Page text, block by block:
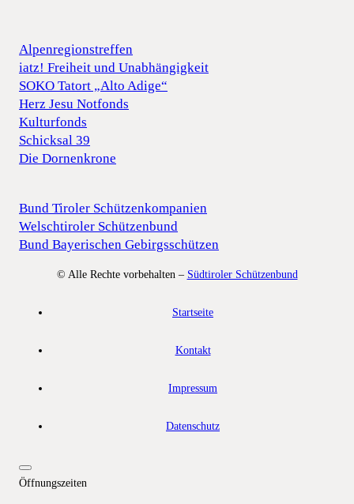
Alpenregionstreffen
iatz! Freiheit und Unabhängigkeit
SOKO Tatort „Alto Adige“
Herz Jesu Notfonds
Kulturfonds
Schicksal 39
Die Dornenkrone
Bund Tiroler Schützenkompanien
Welschtiroler Schützenbund
Bund Bayerischen Gebirgsschützen
© Alle Rechte vorbehalten – Südtiroler Schützenbund
Startseite
Kontakt
Impressum
Datenschutz
Öffnungszeiten